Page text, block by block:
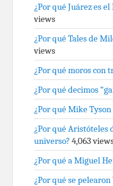
¿Por qué Juárez es
views
¿Por qué Tales de
views
¿Por qué moros con
¿Por qué decimos
¿Por qué Mike
¿Por qué Aristóteles
universo? 4,063
¿Por qué a Miguel
¿Por qué se